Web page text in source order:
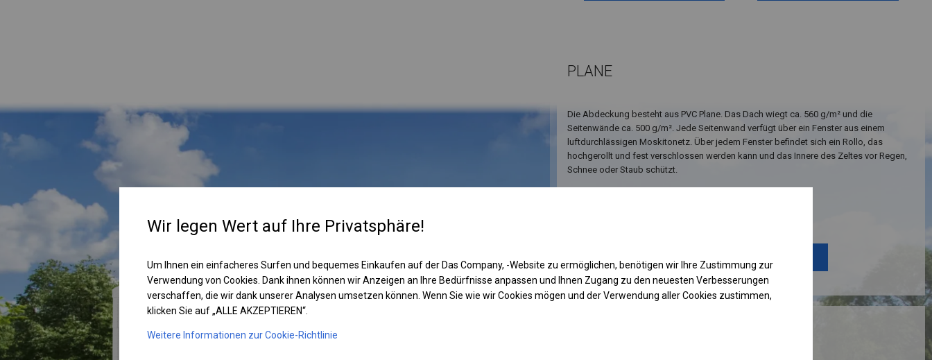
PLANE
Die Abdeckung besteht aus PVC Plane. Das Dach wiegt ca. 560 g/m² und die
Seitenwände ca. 500 g/m². Jede Seitenwand verfügt über ein Fenster aus einem
luftdurchlässigen Moskitonetz. Über jedem Fenster befindet sich ein Rollo, das
hochgerollt und fest verschlossen werden kann und das Innere des Zeltes vor Regen,
Schnee oder Staub schützt.
Wir legen Wert auf Ihre Privatsphäre!
Um Ihnen ein einfacheres Surfen und bequemes Einkaufen auf der Das Company, -Website zu ermöglichen, benötigen wir Ihre Zustimmung zur
Verwendung von Cookies. Dank ihnen können wir Anzeigen an Ihre Bedürfnisse anpassen und Ihnen Zugang zu den neuesten Verbesserungen
verschaffen, die wir dank unserer Analysen umsetzen können. Wenn Sie wie wir Cookies mögen und der Verwendung aller Cookies zustimmen,
klicken Sie auf „ALLE AKZEPTIEREN“.
Weitere Informationen zur Cookie-Richtlinie